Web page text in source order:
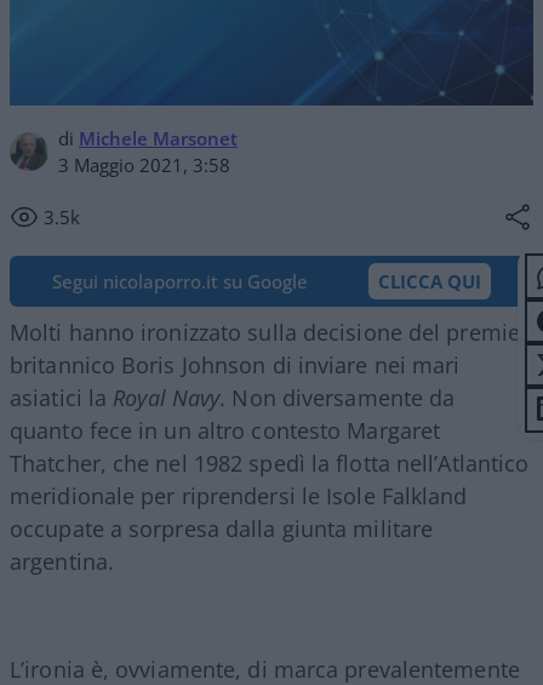
di Michele Marsonet
3 Maggio 2021, 3:58
3.5k
Segui nicolaporro.it su Google CLICCA QUI
Molti hanno ironizzato sulla decisione del premier
britannico Boris Johnson di inviare nei mari
asiatici la Royal Navy. Non diversamente da
quanto fece in un altro contesto Margaret
Thatcher, che nel 1982 spedì la flotta nell’Atlantico
meridionale per riprendersi le Isole Falkland
occupate a sorpresa dalla giunta militare
argentina.
L’ironia è, ovviamente, di marca prevalentemente